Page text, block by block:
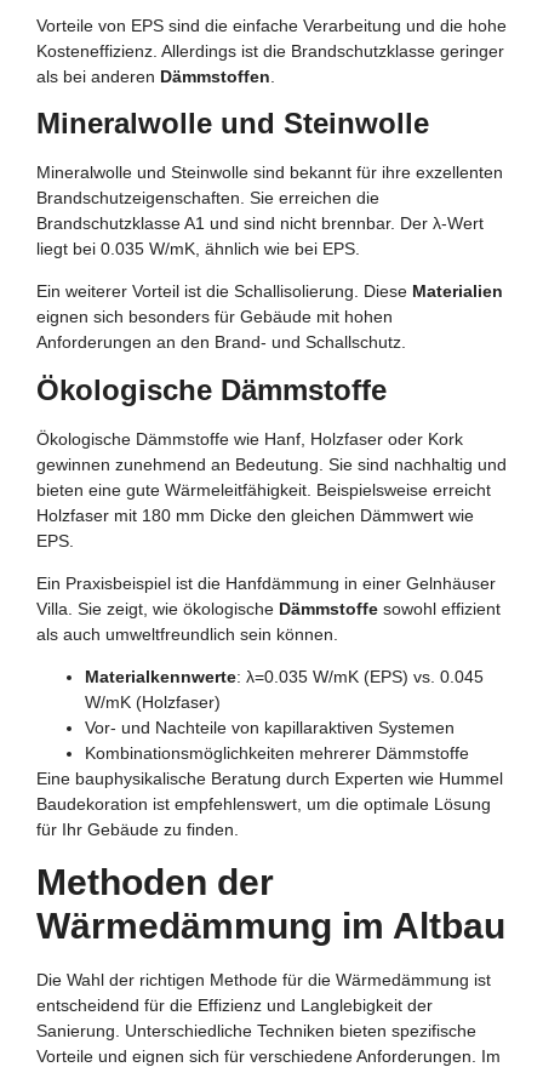
Vorteile von EPS sind die einfache Verarbeitung und die hohe
Kosteneffizienz. Allerdings ist die Brandschutzklasse geringer
als bei anderen Dämmstoffen
Mineralwolle und Steinwolle
Mineralwolle und Steinwolle sind bekannt für ihre exzellenten
Brandschutzeigenschaften. Sie erreichen die
Brandschutzklasse A1 und sind nicht brennbar. Der λ-Wert
liegt bei 0.035 W/mK, ähnlich wie bei EPS.
Ein weiterer Vorteil ist die Schallisolierung. Diese Materialien
eignen sich besonders für Gebäude mit hohen
Anforderungen an den Brand- und Schallschutz.
Ökologische Dämmstoffe
Ökologische Dämmstoffe wie Hanf, Holzfaser oder Kork
gewinnen zunehmend an Bedeutung. Sie sind nachhaltig und
bieten eine gute Wärmeleitfähigkeit. Beispielsweise erreicht
Holzfaser mit 180 mm Dicke den gleichen Dämmwert wie
EPS.
Ein Praxisbeispiel ist die Hanfdämmung in einer Gelnhäuser
Villa. Sie zeigt, wie ökologische Dämmstoffe sowohl effizient
als auch umweltfreundlich sein können.
Materialkennwerte: λ=0.035 W/mK (EPS) vs. 0.045
W/mK (Holzfaser)
Vor- und Nachteile von kapillaraktiven Systemen
Kombinationsmöglichkeiten mehrerer Dämmstoffe
Eine bauphysikalische Beratung durch Experten wie Hummel
Baudekoration ist empfehlenswert, um die optimale Lösung
für Ihr Gebäude zu finden.
Methoden der
Wärmedämmung im Altbau
Die Wahl der richtigen Methode für die Wärmedämmung ist
entscheidend für die Effizienz und Langlebigkeit der
Sanierung. Unterschiedliche Techniken bieten spezifische
Vorteile und eignen sich für verschiedene Anforderungen. Im